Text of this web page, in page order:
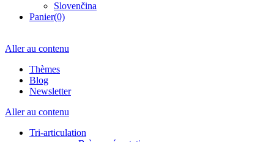
Slovenčina
Panier(0)
Aller au contenu
Thèmes
Blog
Newsletter
Aller au contenu
Tri-articulation